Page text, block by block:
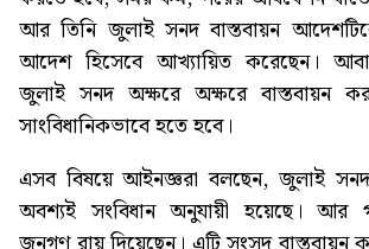
আর তিনি জুলাই সনদ বাস্তবায়ন
আদেশ হিসেবে আখ্যায়িত করেছেন।
জুলাই সনদ অক্ষরে অক্ষরে বাস্তবায়ন
সাংবিধানিকভাবে হতে হবে।
এসব বিষয়ে আইনজ্ঞরা বলছেন, জুলাই
অবশ্যই সংবিধান অনুযায়ী হয়েছে। আর